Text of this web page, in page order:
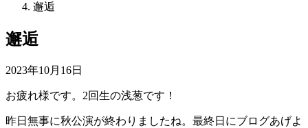
邂逅
邂逅
2023年10月16日
お疲れ様です。2回生の浅葱です！
昨日無事に秋公演が終わりましたね。最終日にブログあげよ